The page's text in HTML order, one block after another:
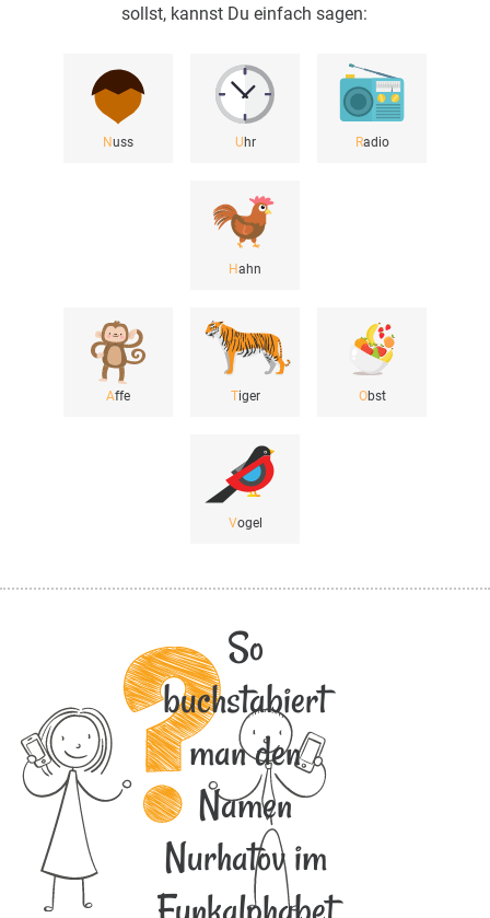
sollst, kannst Du einfach sagen:
Nuss U hr Radio
Hahn
Affe Tiger Obst
Vogel
So
buchstabiert
man den
Namen
Nurhatov im